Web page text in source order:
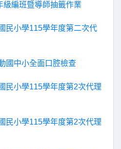
級編班暨導師抽籤作業
民小學115學年度第二次代
國中小全面口腔檢查
民小學115學年度第2次代理
民小學115學年度第2次代理